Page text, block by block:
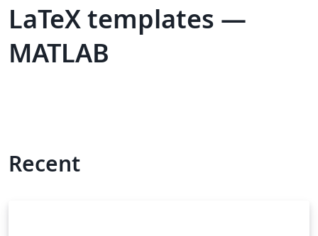
LaTeX templates —
MATLAB
Recent